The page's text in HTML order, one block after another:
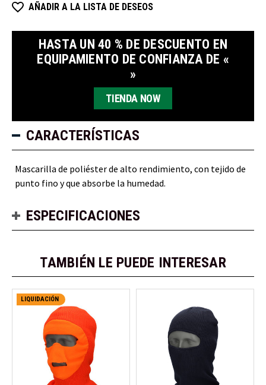
AÑADIR A LA LISTA DE DESEOS
HASTA UN 40 % DE DESCUENTO EN
EQUIPAMIENTO DE CONFIANZA DE «
»
TIENDA NOW
CARACTERÍSTICAS
Mascarilla de poliéster de alto rendimiento, con tejido de
punto fino y que absorbe la humedad.
ESPECIFICACIONES
TAMBIÉN LE PUEDE INTERESAR
LIQUIDACIÓN